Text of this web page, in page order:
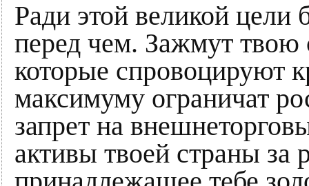
Ради этой великой цели
перед чем. Зажмут твою
которые спровоцируют
максимуму ограничат
запрет на
активы твоей страны за